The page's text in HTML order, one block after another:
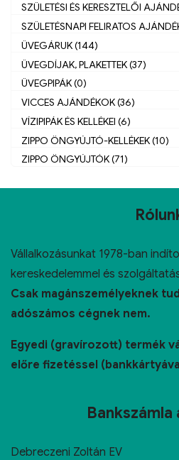
SZÜLETÉSI ÉS KERESZTELŐI
SZÜLETÉSNAPI FELIRATOS
ÜVEGÁRUK (144)
ÜVEGDÍJAK, PLAKETTEK (37)
ÜVEGPIPÁK (0)
VICCES AJÁNDÉKOK (36)
VÍZIPIPÁK ÉS KELLÉKEI (6)
ZIPPO ÖNGYÚJTÓ-KELLÉKEK (10)
ZIPPO ÖNGYÚJTÓK (71)
Vállalkozásunkat 1978-ban
kereskedelemmel és
Csak magánszemélyeknek
adószámos cégnek nem.
Egyedi (gravírozott) termék
előre fizetéssel
Bankszámla
Debreczeni Zoltán EV